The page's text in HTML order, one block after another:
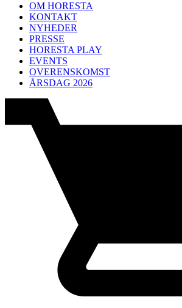
OM HORESTA
KONTAKT
NYHEDER
PRESSE
HORESTA PLAY
EVENTS
OVERENSKOMST
ÅRSDAG 2026